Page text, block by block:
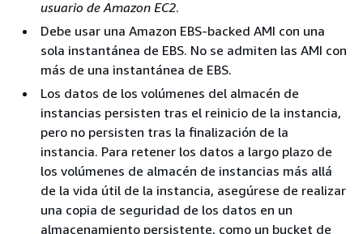
usuario de Amazon EC2.
Debe usar una Amazon EBS-backed AMI con una
sola instantánea de EBS. No se admiten las AMI con
más de una instantánea de EBS.
Los datos de los volúmenes del almacén de
instancias persisten tras el reinicio de la instancia,
pero no persisten tras la finalización de la
instancia. Para retener los datos a largo plazo de
los volúmenes de almacén de instancias más allá
de la vida útil de la instancia, asegúrese de realizar
una copia de seguridad de los datos en un
almacenamiento persistente, como un bucket de